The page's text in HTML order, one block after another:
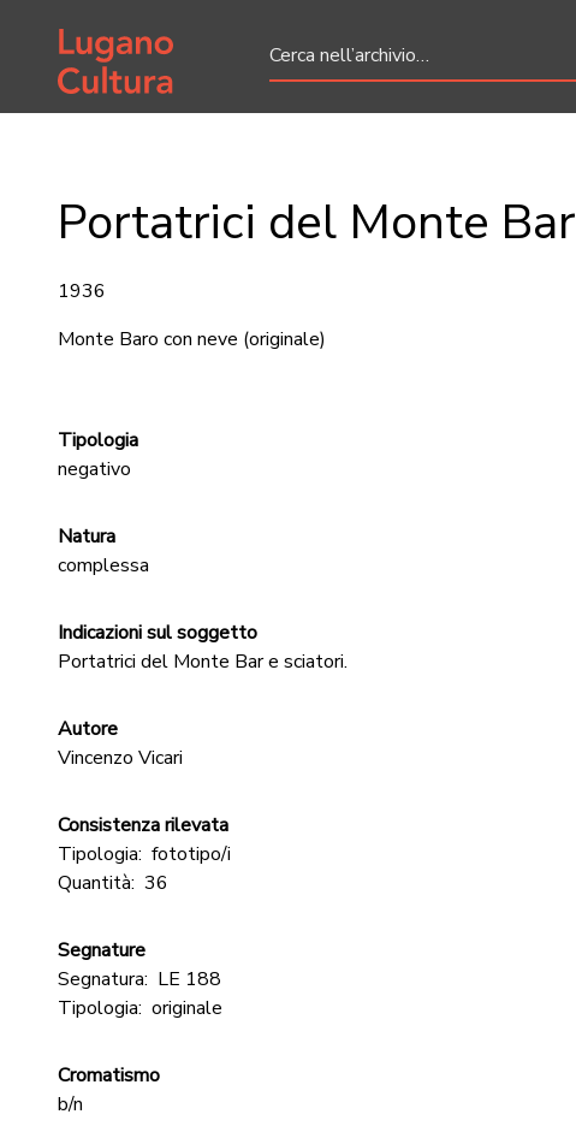
Home page
Portatrici del Monte Bar
1936
Monte Baro con neve (originale)
Tipologia
negativo
Natura
complessa
Indicazioni sul soggetto
Portatrici del Monte Bar e sciatori.
Autore
Vincenzo Vicari
Consistenza rilevata
Tipologia: fototipo/i
Quantità: 36
Segnature
Segnatura: LE 188
Tipologia: originale
Cromatismo
b/n